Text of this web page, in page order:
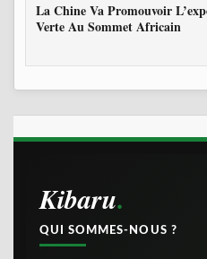
La Chine Va Promouvoir
Verte Au Sommet Africain
Kibaru
QUI SOMMES-NOUS ?